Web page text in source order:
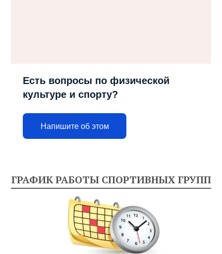
Есть вопросы по физической
культуре и спорту?
Напишите об этом
ГРАФИК РАБОТЫ СПОРТИВНЫХ ГРУПП